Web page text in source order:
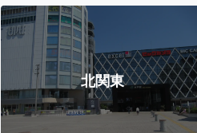
北関東